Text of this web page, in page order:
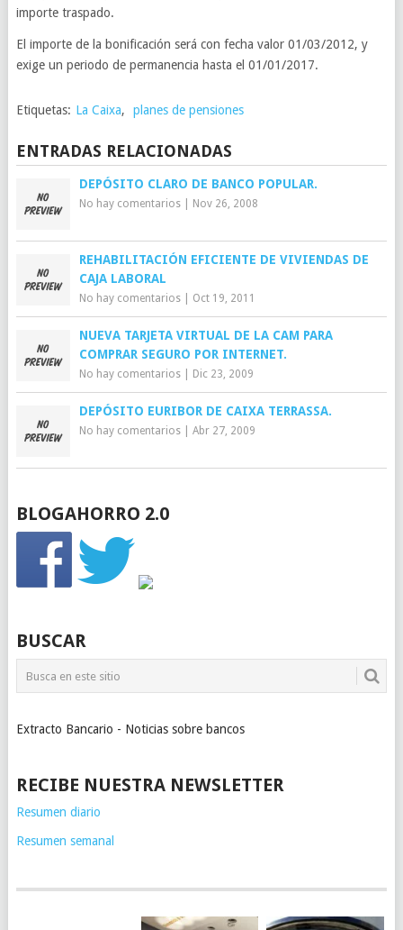
importe traspado.
El importe de la bonificación será con fecha valor 01/03/2012, y
exige un periodo de permanencia hasta el 01/01/2017.
Etiquetas: La Caixa, planes de pensiones
ENTRADAS RELACIONADAS
DEPÓSITO CLARO DE BANCO POPULAR.
No hay comentarios| Nov 26, 2008
REHABILITACIÓN EFICIENTE DE VIVIENDAS DE
CAJA LABORAL
No hay comentarios| Oct 19, 2011
NUEVA TARJETA VIRTUAL DE LA CAM PARA
COMPRAR SEGURO POR INTERNET.
No hay comentarios| Dic 23, 2009
DEPÓSITO EURIBOR DE CAIXA TERRASSA.
No hay comentarios| Abr 27, 2009
BLOGAHORRO 2.0
BUSCAR
Extracto Bancario - Noticias sobre bancos
RECIBE NUESTRA NEWSLETTER
Resumen diario
Resumen semanal